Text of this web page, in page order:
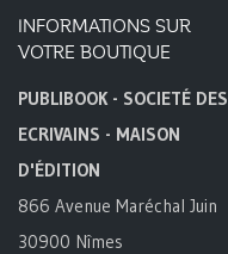
INFORMATIONS SUR
VOTRE BOUTIQUE
PUBLIBOOK - SOCIETÉ DES
ECRIVAINS - MAISON
D'ÉDITION
866 Avenue Maréchal Juin
30900 Nîmes